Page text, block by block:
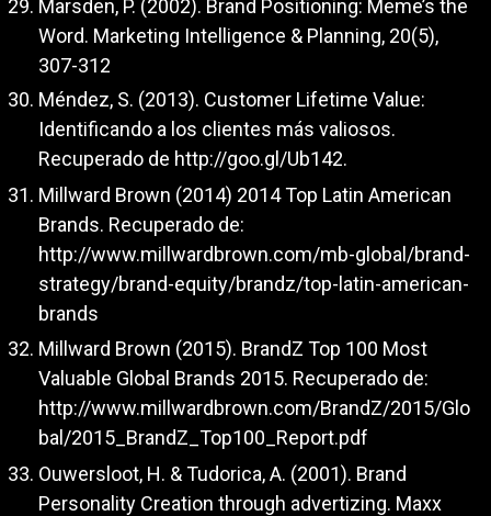
Marsden, P. (2002). Brand Positioning: Meme’s the
Word. Marketing Intelligence & Planning, 20(5),
307-312
Méndez, S. (2013). Customer Lifetime Value:
Identificando a los clientes más valiosos.
Recuperado de http://goo.gl/Ub142.
Millward Brown (2014) 2014 Top Latin American
Brands. Recuperado de:
http://www.millwardbrown.com/mb-global/brand-
strategy/brand-equity/brandz/top-latin-american-
brands
Millward Brown (2015). BrandZ Top 100 Most
Valuable Global Brands 2015. Recuperado de:
http://www.millwardbrown.com/BrandZ/2015/Glo
bal/2015_BrandZ_Top100_Report.pdf
Ouwersloot, H. & Tudorica, A. (2001). Brand
Personality Creation through advertizing. Maxx